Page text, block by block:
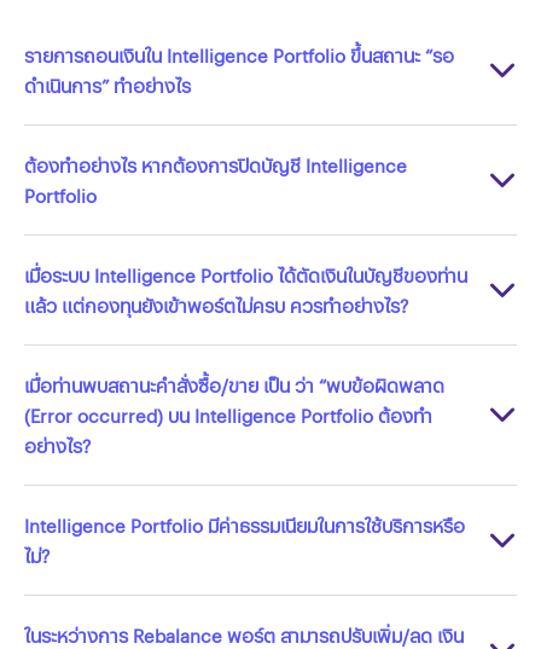
รายการถอนเงินใน Intelligence Portfolio ขึ้นสถานะ “รอ
ดำเนินการ” ทำอย่างไร
ต้องทำอย่างไร หากต้องการปิดบัญชี Intelligence
Portfolio
เมื่อระบบ Intelligence Portfolio ได้ตัดเงินในบัญชีของท่าน
แล้ว แต่กองทุนยังเข้าพอร์ตไม่ครบ ควรทำอย่างไร?
เมื่อท่านพบสถานะคำสั่งซื้อ/ขาย เป็น ว่า “พบข้อผิดพลาด
(Error occurred) บน Intelligence Portfolio ต้องทำ
อย่างไร?
Intelligence Portfolio มีค่าธรรมเนียมในการใช้บริการหรือ
ไม่?
ในระหว่างการ Rebalance พอร์ต สามารถปรับเพิ่ม/ลด เงิน